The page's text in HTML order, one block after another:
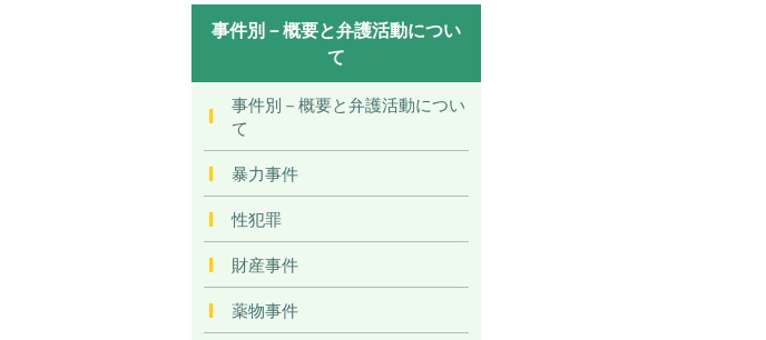
事件別－概要と弁護活動につい
て
事件別－概要と弁護活動につい
て
暴力事件
性犯罪
財産事件
薬物事件